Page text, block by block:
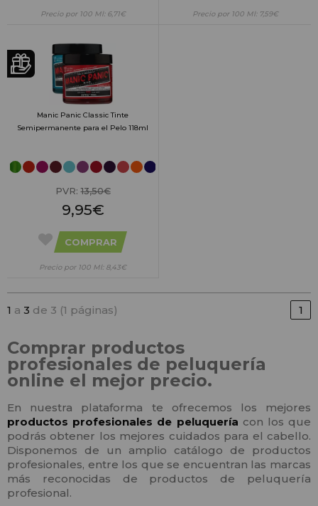
Precio por 100 Ml: 6,71€ Precio por 100 Ml: 7,59€
Manic Panic Classic Tinte
Semipermanente para el Pelo 118ml
PVR:13,50€
9,95€
COMPRAR
Precio por 100 Ml: 8,43€
1 a 3 de 3 (1 páginas) 1
Comprar productos
profesionales de peluquería
online el mejor precio.
En nuestra plataforma te ofrecemos los mejores
productos profesionales de peluquería con los que
podrás obtener los mejores cuidados para el cabello.
Disponemos de un amplio catálogo de productos
profesionales, entre los que se encuentran las marcas
más reconocidas de productos de peluquería
profesional.